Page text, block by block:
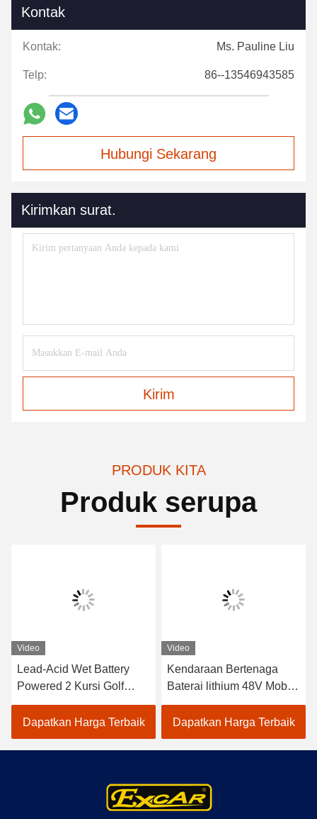
Kontak
Kontak: Ms. Pauline Liu
Telp: 86--13546943585
Hubungi Sekarang
Kirimkan surat.
Kirim
PRODUK KITA
Produk serupa
Video
Lead-Acid Wet Battery
Powered 2 Kursi Golf
Carts / Electric Buggy Car
Golf
Dapatkan Harga Terbaik
Video
Kendaraan Bertenaga
Baterai lithium 48V Mobil
Golf Listrik EXCAR
A1S6+2 Putih
Dapatkan Harga Terbaik